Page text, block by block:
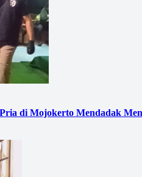
di Mojokerto Mendadak